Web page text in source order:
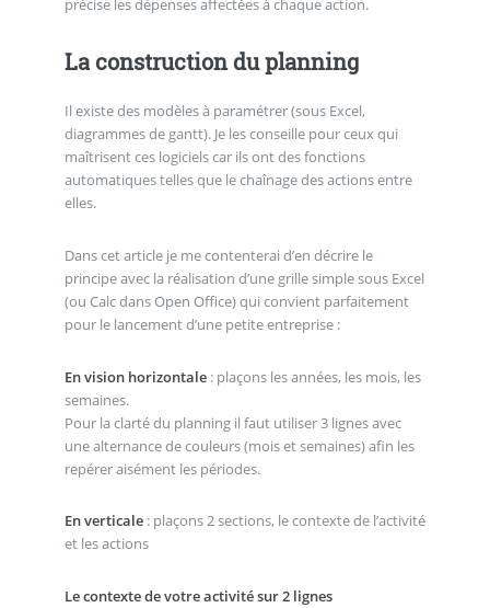
précise les dépenses affectées à chaque action.
La construction du planning
Il existe des modèles à paramétrer (sous Excel,
diagrammes de gantt). Je les conseille pour ceux qui
maîtrisent ces logiciels car ils ont des fonctions
automatiques telles que le chaînage des actions entre
elles.
Dans cet article je me contenterai d’en décrire le
principe avec la réalisation d’une grille simple sous Excel
(ou Calc dans Open Office) qui convient parfaitement
pour le lancement d’une petite entreprise :
En vision horizontale: plaçons les années, les mois, les
semaines.
Pour la clarté du planning il faut utiliser 3 lignes avec
une alternance de couleurs (mois et semaines) afin les
repérer aisément les périodes.
En verticale: plaçons 2 sections, le contexte de l’activité
et les actions
Le contexte de votre activité sur 2 lignes